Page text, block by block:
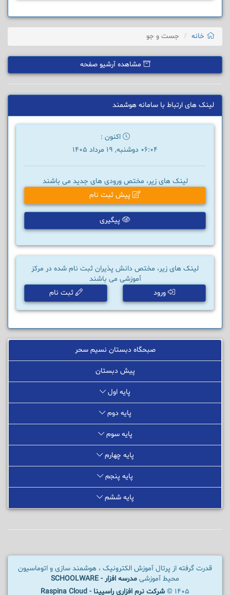
خانه جست و جو
مشاهده آرشیو صفحه
لینک های ارتباط با سامانه هوشمند
اکنون :
06:04 دوشنبه, 19 مرداد 1405
لینک های زیر، مختص ورودی های جدید می باشند
پیش ثبت نام
پیگیری
لینک های زیر، مختص دانش پذیران ثبت نام شده در مرکز
آموزشی می باشند
ورود
ثبت نام
صبحگاه دبستان نسیم سحر
پیش دبستان
پایه اول
پایه دوم
پایه سوم
پایه چهارم
پایه پنجم
پایه ششم
قدرت گرفته از پرتال آموزش الکترونیک ، هوشمند سازی و اتوماسیون
محیط آموزشی مدرسه افزار - SCHOOLWARE
1405 ©
شرکت نرم افزاری راسپینا - Raspina Cloud